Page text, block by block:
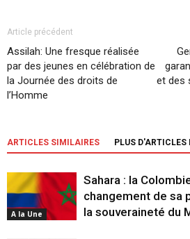
Article précédent
Assilah: Une fresque réalisée
par des jeunes en célébration de
la Journée des droits de
l’Homme
et des
ARTICLES SIMILAIRES PLUS D'ARTICLES
A la Une
Sahara : la
changement de sa
la souveraineté du